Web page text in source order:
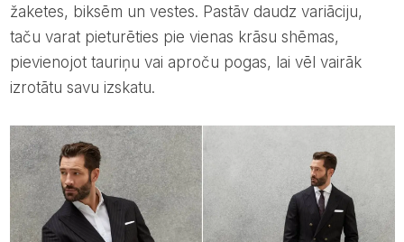
žaketes, biksēm un vestes. Pastāv daudz variāciju,
taču varat pieturēties pie vienas krāsu shēmas,
pievienojot tauriņu vai aproču pogas, lai vēl vairāk
izrotātu savu izskatu.